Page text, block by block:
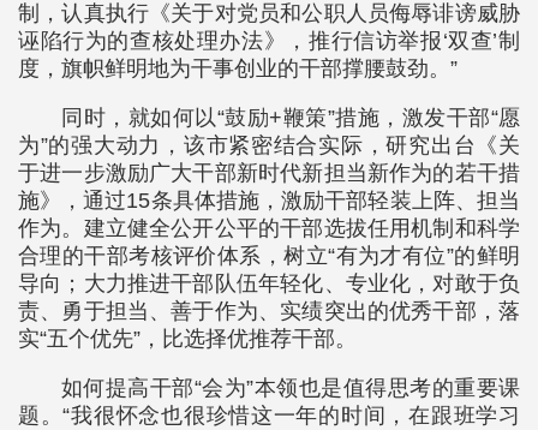
制，认真执行《关于对党员和公职人员侮辱诽谤威胁
诬陷行为的查核处理办法》，推行信访举报‘双查’制
度，旗帜鲜明地为干事创业的干部撑腰鼓劲。”
同时，就如何以“鼓励+鞭策”措施，激发干部“愿
为”的强大动力，该市紧密结合实际，研究出台《关
于进一步激励广大干部新时代新担当新作为的若干措
施》，通过15条具体措施，激励干部轻装上阵、担当
作为。建立健全公开公平的干部选拔任用机制和科学
合理的干部考核评价体系，树立“有为才有位”的鲜明
导向；大力推进干部队伍年轻化、专业化，对敢于负
责、勇于担当、善于作为、实绩突出的优秀干部，落
实“五个优先”，比选择优推荐干部。
如何提高干部“会为”本领也是值得思考的重要课
题。“我很怀念也很珍惜这一年的时间，在跟班学习